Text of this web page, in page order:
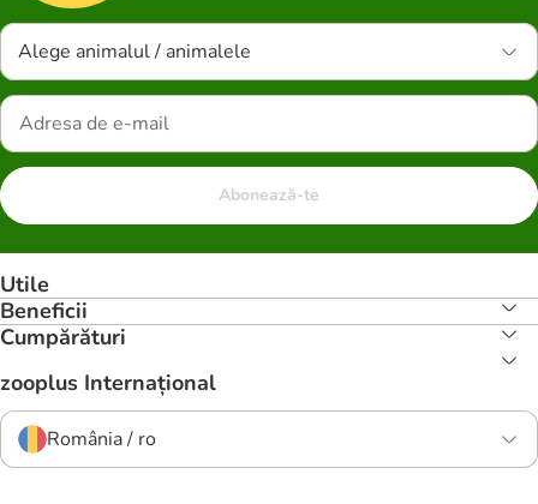
Alege animalul / animalele
Abonează-te
Utile
Beneficii
Cumpărături
zooplus Internațional
România / ro